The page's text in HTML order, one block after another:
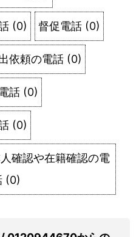
(0) 督促電話 (0)
依頼の電話 (0)
話 (0)
(0)
確認や在籍確認の電
(0)